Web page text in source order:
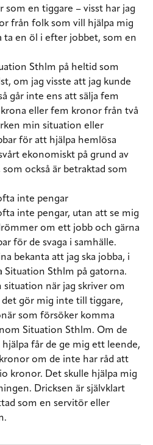
som en tiggare – visst har jag
från folk som vill hjälpa mig
ta en öl i efter jobbet, som en
Sthlm på heltid som
om jag visste att jag kunde
går inte ens att sälja fem
krona eller fem kronor från två
min situation eller
för att hjälpa hemlösa
ekonomiskt på grund av
också är betraktad som
inte pengar
inte pengar, utan att se mig
om ett jobb och gärna
för de svaga i samhälle.
bekanta att jag ska jobba, i
Situation Sthlm på gatorna.
situation när jag skriver om
gör mig inte till tiggare,
som försöker komma
Situation Sthlm. Om de
får de ge mig ett leende,
om de inte har råd att
kronor. Det skulle hjälpa mig
Dricksen är självklart
som en servitör eller